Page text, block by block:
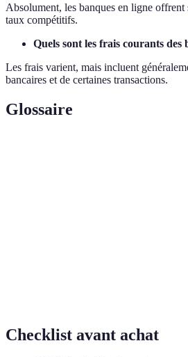
Absolument, les banques en ligne offrent
taux compétitifs.
Quels sont les frais courants des
Les frais varient, mais incluent
bancaires et de certaines transactions.
Glossaire
Checklist avant achat